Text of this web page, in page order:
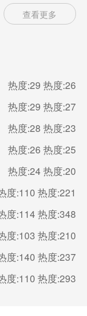
查看更多
热度:29 热度:26
热度:29 热度:27
热度:28 热度:23
热度:26 热度:25
热度:24 热度:20
度:110 热度:221
度:114 热度:348
度:103 热度:210
度:140 热度:237
度:110 热度:293